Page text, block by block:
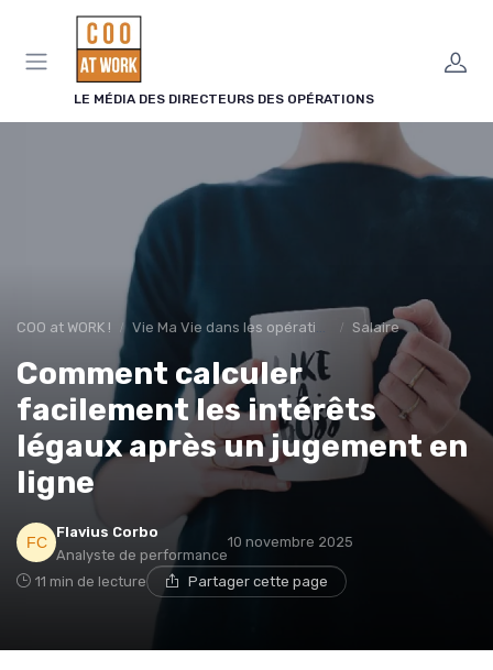
LE MÉDIA DES DIRECTEURS DES OPÉRATIONS
COO at WORK ! Vie Ma Vie dans les opérations Salaire
Comment calculer
facilement les intérêts
légaux après un jugement en
ligne
Flavius Corbo
Analyste de performance
10 novembre 2025
11 min de lecture Partager cette page
Panneau de gestion des cookies